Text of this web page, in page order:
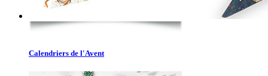
Calendriers de l'Avent